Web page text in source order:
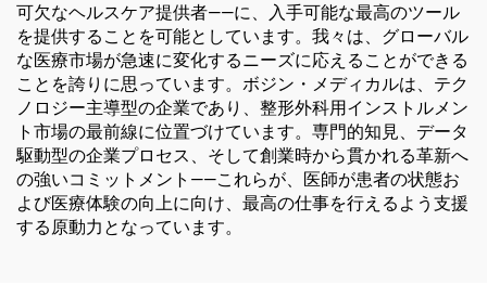
可欠なヘルスケア提供者——に、入手可能な最高のツール
を提供することを可能としています。我々は、グローバル
な医療市場が急速に変化するニーズに応えることができる
ことを誇りに思っています。ボジン・メディカルは、テク
ノロジー主導型の企業であり、整形外科用インストルメン
ト市場の最前線に位置づけています。専門的知見、データ
駆動型の企業プロセス、そして創業時から貫かれる革新へ
の強いコミットメント——これらが、医師が患者の状態お
よび医療体験の向上に向け、最高の仕事を行えるよう支援
する原動力となっています。